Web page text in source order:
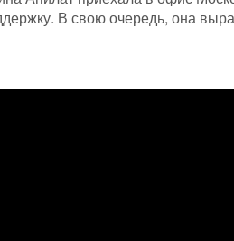
В свою очередь, она